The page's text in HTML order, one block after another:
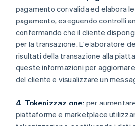
pagamento convalida ed elabora
pagamento, eseguendo controlli
confermando che il cliente
per la transazione. L'elaboratore
risultati della transazione alla
queste informazioni per
del cliente e visualizzare un
4. Tokenizzazione: per
piattaforme e marketplace